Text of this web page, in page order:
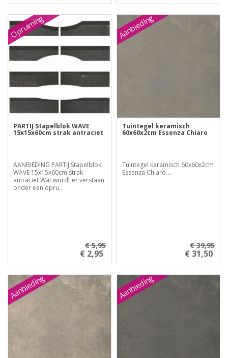
Opruiming
PARTIJ Stapelblok WAVE
15x15x60cm strak antraciet
AANBIEDING PARTIJ Stapelblok
WAVE 15x15x60cm strak
antraciet Wat wordt er verstaan
onder een opru..
€ 5,95
€ 2,95
Aanbieding
Tuintegel keramisch
60x60x2cm Essenza Chiaro
Tuintegel keramisch 60x60x2cm
Essenza Chiaro....
€ 39,95
€ 31,50
Aanbieding Aanbieding